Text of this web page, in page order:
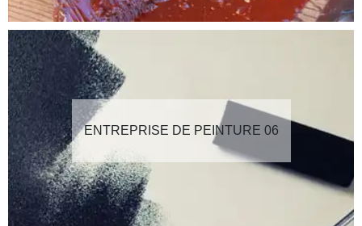
ENTREPRISE DE PEINTURE 06